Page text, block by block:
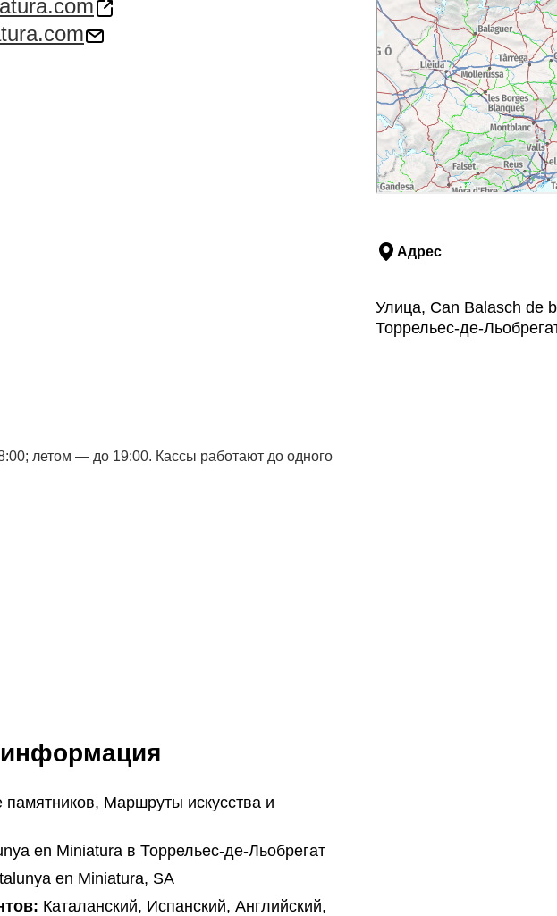
Адрес
Улица, Can Balasch de
Торрельес-де-
летом — до 19:00. Кассы работают до одного
Маршруты искусства и
en Miniatura в Торрельес-де-Льобрегат
en Miniatura, SA
Каталанский, Испанский, Английский,